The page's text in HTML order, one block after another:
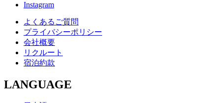
Instagram
よくあるご質問
プライバシーポリシー
会社概要
リクルート
宿泊約款
LANGUAGE